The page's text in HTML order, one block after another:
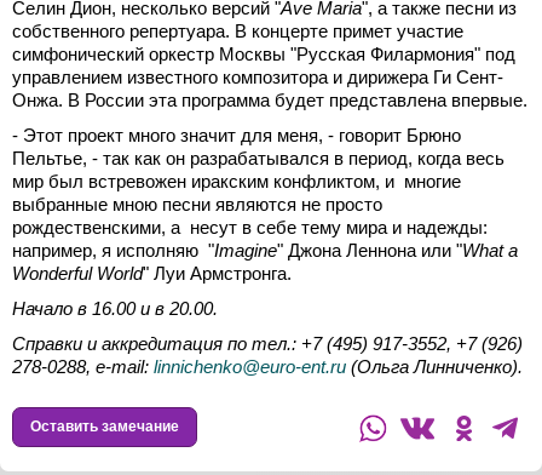
Селин Дион, несколько версий "Ave Maria", а также песни из
собственного репертуара. В концерте примет участие
симфонический оркестр Москвы "Русская Филармония" под
управлением известного композитора и дирижера Ги Сент-
Онжа. В России эта программа будет представлена впервые.
- Этот проект много значит для меня, - говорит Брюно
Пельтье, - так как он разрабатывался в период, когда весь
мир был встревожен иракским конфликтом, и многие
выбранные мною песни являются не просто
рождественскими, а несут в себе тему мира и надежды:
например, я исполняю "Imagine" Джона Леннона или "What a
Wonderful World" Луи Армстронга.
Начало в 16.00 и в 20.00.
Справки и аккредитация по тел.: +7 (495) 917-3552, +7 (926)
278-0288, e-mail: linnichenko@euro-ent.ru (Ольга Линниченко).
Оставить замечание